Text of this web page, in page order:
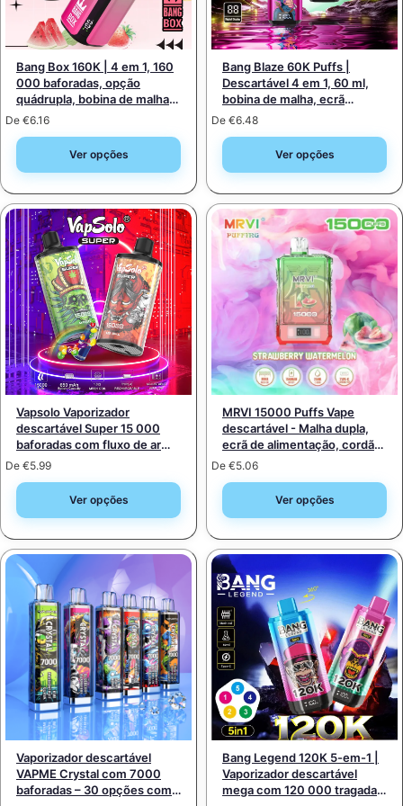
Bang Box 160K | 4 em 1, 160
000 baforadas, opção
quádrupla, bobina de malha
de 1,0 Ω, ecrã LCD,
vaporizador descartável
recarregável a granel
De €6.16
Ver opções
Bang Blaze 60K Puffs |
Descartável 4 em 1, 60 ml,
bobina de malha, ecrã
inteligente, opção de
De €6.48
Ver opções
Vapsolo Vaporizador
descartável Super 15 000
baforadas com fluxo de ar
ajustável em 4 níveis –
(potência 2%/5%)
De €5.99
Ver opções
MRVI 15000 Puffs Vape
descartável - Malha dupla,
ecrã de alimentação, cordão
de segurança
De €5.06
Ver opções
Vaporizador descartável
VAPME Crystal com 7000
baforadas – 30 opções com
Bang Legend 120K 5-em-1 |
Vaporizador descartável
mega com 120 000 tragadas